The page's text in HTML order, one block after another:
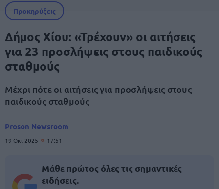
Προκηρύξεις
Δήμος Χίου: «Τρέχουν» οι αιτήσεις
για 23 προσλήψεις στους παιδικούς
σταθμούς
Μέχρι πότε οι αιτήσεις για προσλήψεις στους
παιδικούς σταθμούς
Proson Newsroom
19 Οκτ 2025 17:51
Μάθε πρώτος όλες τις σημαντικές
ειδήσεις.